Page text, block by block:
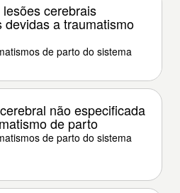
cerebrais
devidas a traumatismo
de parto do sistema
não especificada
de parto
de parto do sistema